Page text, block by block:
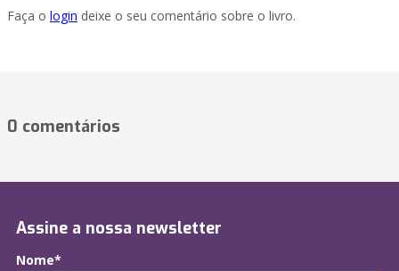
Faça o login deixe o seu comentário sobre o livro.
0 comentários
Assine a nossa newsletter
Nome*